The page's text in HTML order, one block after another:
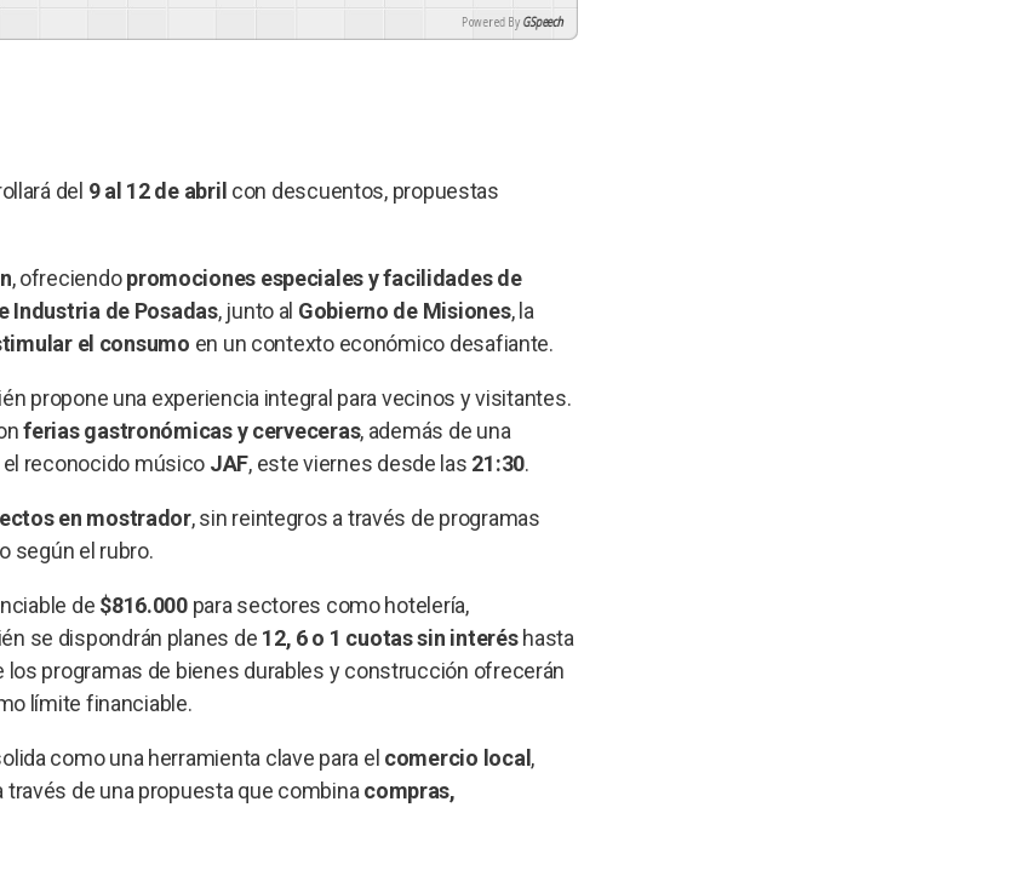
Powered By GSpeech
del 9 al 12 de abril con descuentos, propuestas
, ofreciendopromociones especiales y facilidades de
Industria de Posadas, junto al Gobierno de Misiones, la
el consumo en un contexto económico desafiante.
propone una experiencia integral para vecinos y visitantes.
ferias gastronómicas y cerveceras, además de una
reconocido músico JAF, este viernes desde las 21:30.
en mostrador, sin reintegros a través de programas
según el rubro.
de $816.000para sectores como hotelería,
se dispondrán planes de 12, 6 o 1 cuotas sin interéshasta
programas de bienes durables y construcción ofrecerán
límite financiable.
como una herramienta clave para el comercio local ,
de una propuesta que combina compras,